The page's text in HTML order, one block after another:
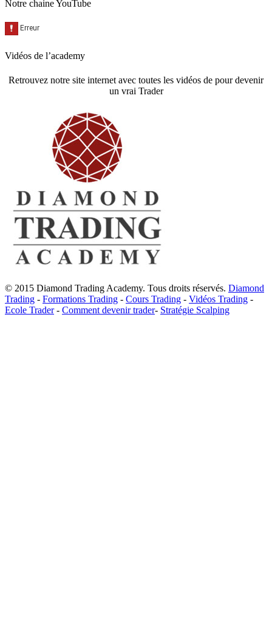
Notre chaine YouTube
Vidéos de l’academy
Retrouvez notre site internet avec toutes les vidéos de pour devenir
un vrai Trader
© 2015 Diamond Trading Academy. Tous droits réservés. Diamond
Trading - Formations Trading - Cours Trading - Vidéos Trading -
Ecole Trader- Comment devenir trader- Stratégie Scalping